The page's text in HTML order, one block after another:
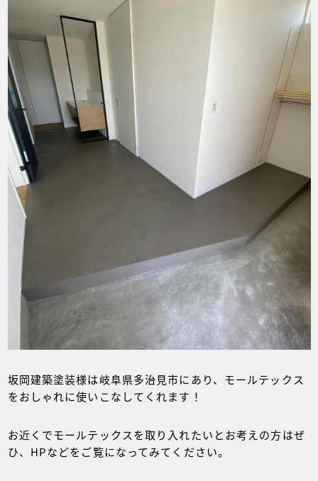
坂岡建築塗装様は岐阜県多治見市にあり、モールテックス
をおしゃれに使いこなしてくれます！
お近くでモールテックスを取り入れたいとお考えの方はぜ
ひ、HPなどをご覧になってみてください。